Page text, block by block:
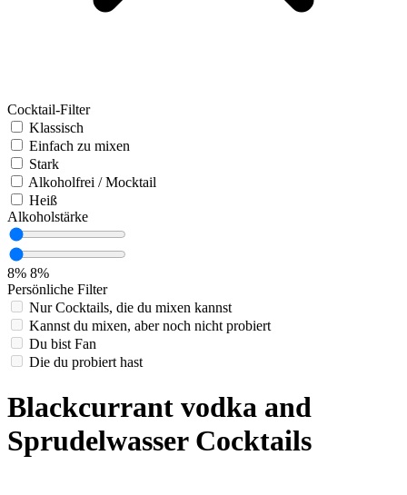
Cocktail-Filter
Klassisch
Einfach zu mixen
Stark
Alkoholfrei / Mocktail
Heiß
Alkoholstärke
8% 8%
Persönliche Filter
Nur Cocktails, die du mixen kannst
Kannst du mixen, aber noch nicht probiert
Du bist Fan
Die du probiert hast
Blackcurrant vodka and
Sprudelwasser Cocktails